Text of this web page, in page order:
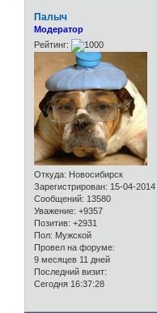
Палыч
Модератор
Рейтинг:
Откуда: Новосибирск
Зарегистрирован: 15-04-2014
Сообщений: 13580
Уважение: +9357
Позитив: +2931
Пол: Мужской
Провел на форуме:
9 месяцев 11 дней
Последний визит:
Сегодня 16:37:28